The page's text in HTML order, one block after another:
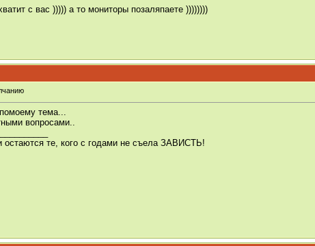
с вас ))))) а то мониторы позаляпаете ))))))))
тема...
вопросами..
остаются те, кого с годами не съела ЗАВИСТЬ!